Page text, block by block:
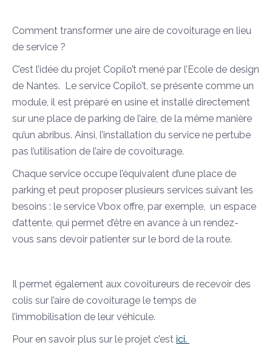
Comment transformer une aire de covoiturage en lieu
de service ?
C’est l’idée du projet Copilo’t mené par l’Ecole de design
de Nantes. Le service Copilo’t, se présente comme un
module, il est préparé en usine et installé directement
sur une place de parking de l’aire, de la même manière
qu’un abribus. Ainsi, l’installation du service ne pertube
pas l’utilisation de l’aire de covoiturage.
Chaque service occupe l’équivalent d’une place de
parking et peut proposer plusieurs services suivant les
besoins : le service Vbox offre, par exemple, un espace
d’attente, qui permet d’être en avance à un rendez-
vous sans devoir patienter sur le bord de la route.
Il permet également aux covoitureurs de recevoir des
colis sur l’aire de covoiturage le temps de
l’immobilisation de leur véhicule.
Pour en savoir plus sur le projet c’est ici.